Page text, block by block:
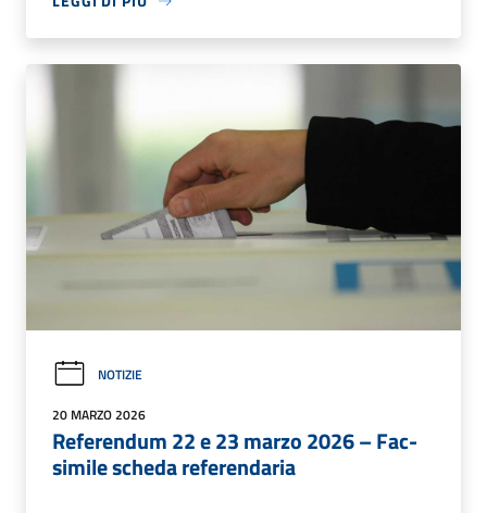
NOTIZIE
20 MARZO 2026
Referendum 22 e 23 marzo 2026 – Fac-
simile scheda referendaria